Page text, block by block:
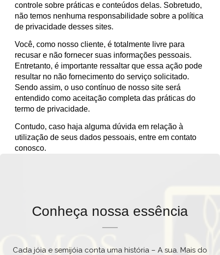
controle sobre práticas e conteúdos delas. Sobretudo,
não temos nenhuma responsabilidade sobre a política
de privacidade desses sites.
Você, como nosso cliente, é totalmente livre para
recusar e não fornecer suas informações pessoais.
Entretanto, é importante ressaltar que essa ação pode
resultar no não fornecimento do serviço solicitado.
Sendo assim, o uso contínuo de nosso site será
entendido como aceitação completa das práticas do
termo de privacidade.
Contudo, caso haja alguma dúvida em relação à
utilização de seus dados pessoais, entre em contato
conosco.
Conheça nossa essência
Cada jóia e semijóia conta uma história – A sua. Mais do